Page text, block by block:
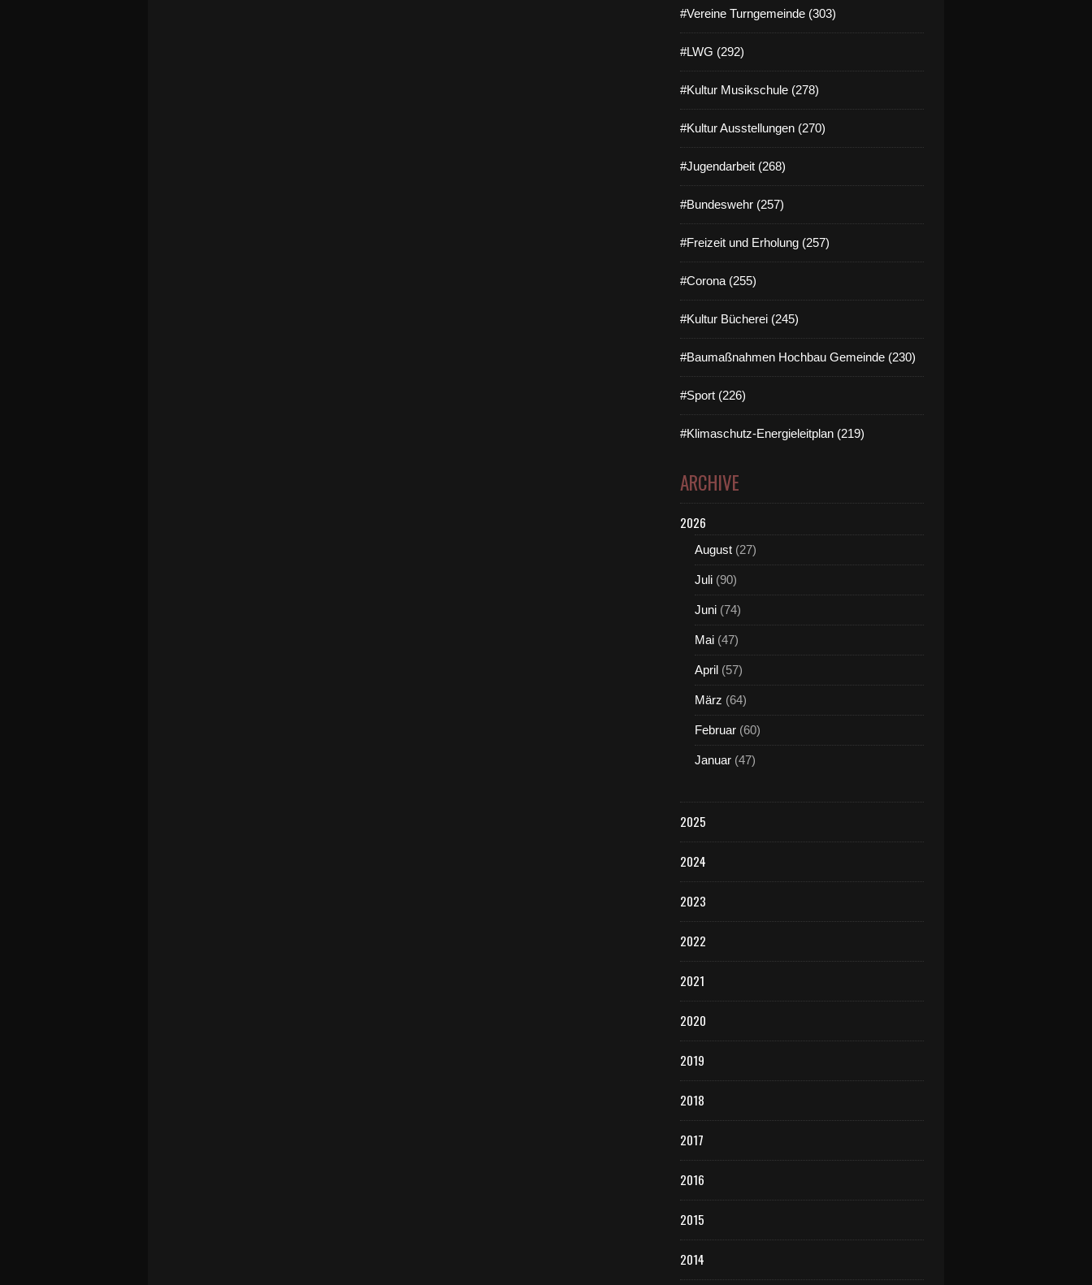
#Vereine Turngemeinde (303)
#LWG (292)
#Kultur Musikschule (278)
#Kultur Ausstellungen (270)
#Jugendarbeit (268)
#Bundeswehr (257)
#Freizeit und Erholung (257)
#Corona (255)
#Kultur Bücherei (245)
#Baumaßnahmen Hochbau Gemeinde (230)
#Sport (226)
#Klimaschutz-Energieleitplan (219)
ARCHIVE
2026
August (27)
Juli (90)
Juni (74)
Mai (47)
April (57)
März (64)
Februar (60)
Januar (47)
2025
2024
2023
2022
2021
2020
2019
2018
2017
2016
2015
2014